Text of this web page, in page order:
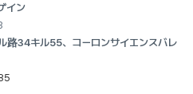
イン
路34キル55、コーロンサイエンスバレ